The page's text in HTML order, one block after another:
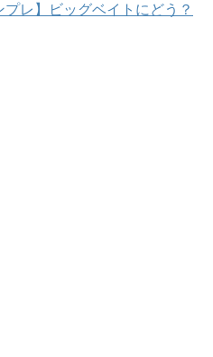
プレ】ビッグベイトにどう？